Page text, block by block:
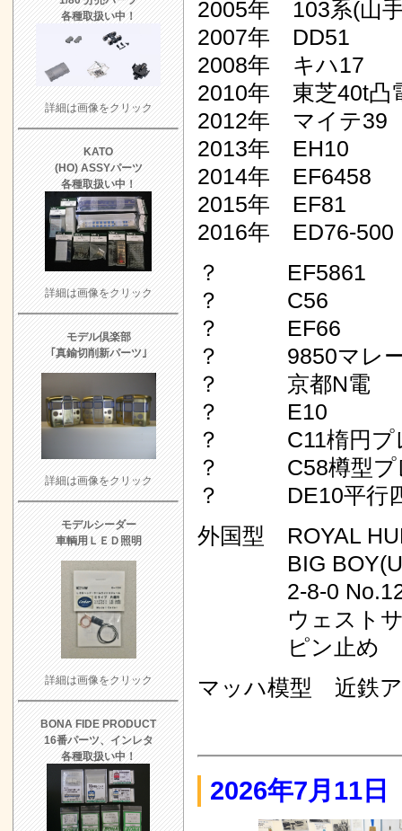
2005年 103系(山
2007年 DD51
2008年 キハ17
2010年 東芝40t凸
2012年 マイテ39
2013年 EH10
2014年 EF6458
2015年 EF81
2016年 ED76-500
？ EF5861
？ C56
？ EF66
？ 9850マレ
？ 京都N電
？ E10
？ C11楕円プ
？ C58樽型プ
？ DE10平行四
外国型 ROYAL
BIG
2-8-0
ウェストサイ
ピン止め
マッハ模型 近鉄
2026年7月11
各種取扱い中！
詳細は画像をクリック
KATO
(HO) ASSYパーツ
各種取扱い中！
詳細は画像をクリック
モデル倶楽部
｢真鍮切削新パーツ｣
詳細は画像をクリック
モデルシーダー
車輌用ＬＥＤ照明
詳細は画像をクリック
BONA FIDE PRODUCT
16番パーツ、インレタ
各種取扱い中！